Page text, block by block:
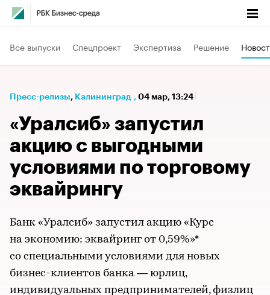
Все выпуски Спецпроект Экспертиза Решение
Пресс-релизы⁠, Калининград , 04 мар, 13:24
«Уралсиб» запустил
акцию с выгодными
условиями по торговому
эквайрингу
Банк «Уралсиб» запустил акцию «Курс
на экономию: эквайринг от 0,59%»*
со специальными условиями для новых
бизнес-клиентов банка — юрлиц,
индивидуальных предпринимателей, физлиц